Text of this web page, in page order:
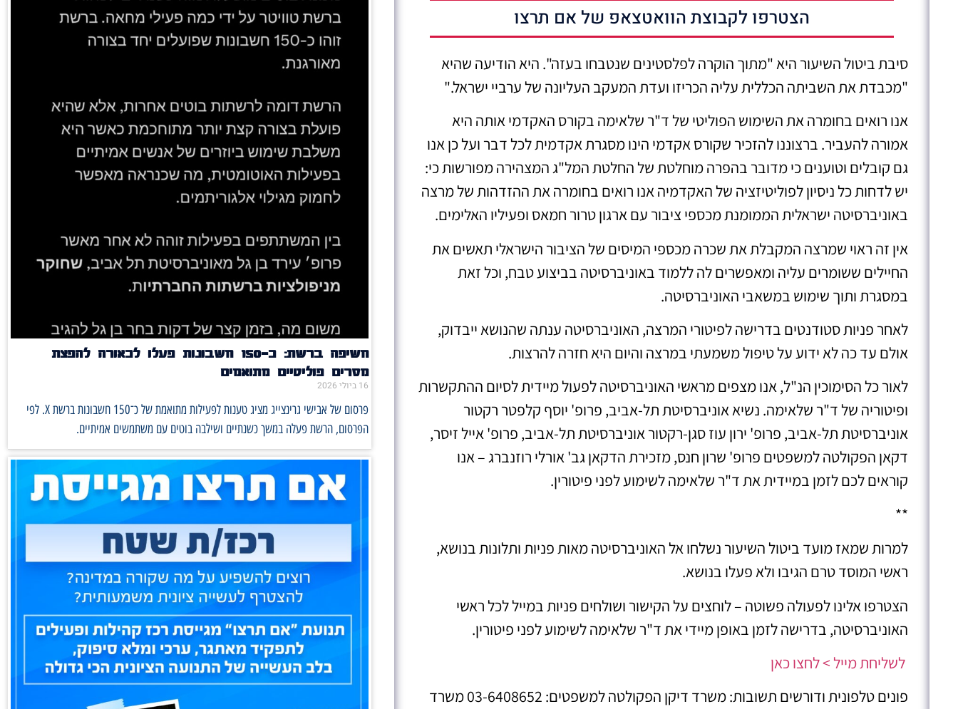
הצטרפו לקבוצת הוואטצאפ של אם תרצו
סיבת ביטול השיעור היא "מתוך הוקרה לפלסטינים שנטבחו בעזה". היא הודיעה שהיא
"מכבדת את השביתה הכללית עליה הכריזו ועדת המעקב העליונה של ערביי ישראל."
אנו רואים בחומרה את השימוש הפוליטי של ד"ר שלאימה בקורס האקדמי אותה היא
אמורה להעביר. ברצוננו להזכיר שקורס אקדמי הינו מסגרת אקדמית לכל דבר ועל כן אנו
גם קובלים וטוענים כי מדובר בהפרה מוחלטת של החלטת המל"ג המצהירה מפורשות כי:
יש לדחות כל ניסיון לפוליטיזציה של האקדמיה אנו רואים בחומרה את ההזדהות של מרצה
באוניברסיטה ישראלית הממומנת מכספי ציבור עם ארגון טרור חמאס ופעיליו האלימים.
אין זה ראוי שמרצה המקבלת את שכרה מכספי המיסים של הציבור הישראלי תאשים את
החיילים ששומרים עליה ומאפשרים לה ללמוד באוניברסיטה בביצוע טבח, וכל זאת
במסגרת ותוך שימוש במשאבי האוניברסיטה.
לאחר פניות סטודנטים בדרישה לפיטורי המרצה, האוניברסיטה ענתה שהנושא ייבדוק,
אולם עד כה לא ידוע על טיפול משמעתי במרצה והיום היא חזרה להרצות.
לאור כל הסימוכין הנ"ל, אנו מצפים מראשי האוניברסיטה לפעול מיידית לסיום ההתקשרות
ופיטוריה של ד"ר שלאימה. נשיא אוניברסיטת תל-אביב, פרופ' יוסף קלפטר רקטור
אוניברסיטת תל-אביב, פרופ' ירון עוז סגן-רקטור אוניברסיטת תל-אביב, פרופ' אייל זיסר,
דקאן הפקולטה למשפטים פרופ' שרון חנס, מזכירת הדקאן גב' אורלי רוזנברג – אנו
קוראים לכם לזמן במיידית את ד"ר שלאימה לשימוע לפני פיטורין.
**
למרות שמאז מועד ביטול השיעור נשלחו אל האוניברסיטה מאות פניות ותלונות בנושא,
ראשי המוסד טרם הגיבו ולא פעלו בנושא.
הצטרפו אלינו לפעולה פשוטה – לוחצים על הקישור ושולחים פניות במייל לכל ראשי
האוניברסיטה, בדרישה לזמן באופן מיידי את ד"ר שלאימה לשימוע לפני פיטורין.
לשליחת מייל > לחצו כאן
פונים טלפונית ודורשים תשובות: משרד דיקן הפקולטה למשפטים: 03-6408652 משרד
חשיפה ברשת: כ־150 חשבונות פעלו לכאורה להפצת
מסרים פוליטיים מתואמים
16 ביולי 2026
פרסום של אבישי גרינצייג מציג טענות לפעילות מתואמת של כ־150 חשבונות ברשת X. לפי
הפרסום, הרשת פעלה במשך כשנתיים ושילבה בוטים עם משתמשים אמיתיים.